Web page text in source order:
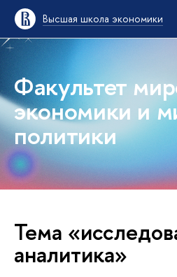
Высшая школа экономики
Факультет
экономики и
политики
Тема
аналитика»